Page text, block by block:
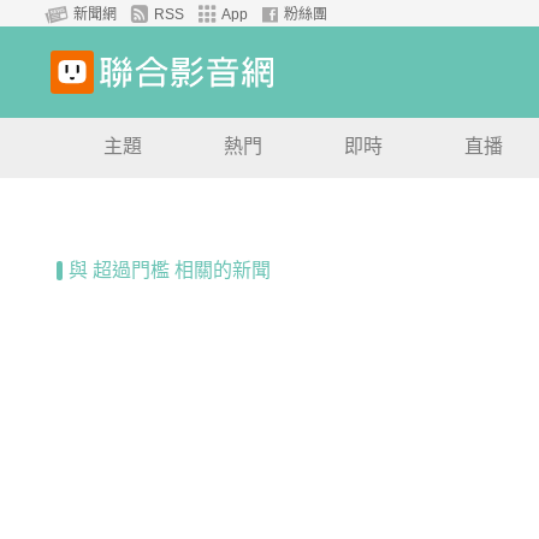
新聞網 RSS App 粉絲團
主題 熱門 即時 直播
與 超過門檻 相關的新聞